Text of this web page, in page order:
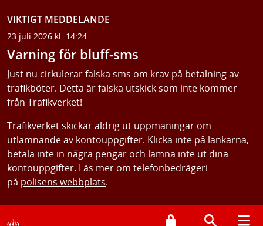
VIKTIGT MEDDELANDE
23 juli 2026 kl. 14:24
Varning för bluff-sms
Just nu cirkulerar falska sms om krav på betalning av
trafikböter. Detta är falska utskick som inte kommer
från Trafikverket!
Trafikverket skickar aldrig ut uppmaningar om
utlämnande av kontouppgifter. Klicka inte på länkarna,
betala inte in några pengar och lämna inte ut dina
kontouppgifter. Läs mer om telefonbedrägeri
på polisens webbplats.